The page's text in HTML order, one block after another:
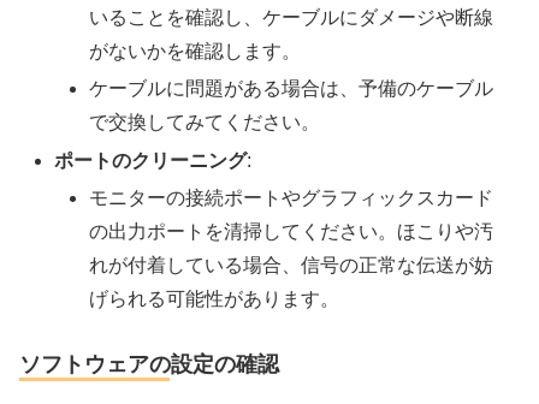
いることを確認し、ケーブルにダメージや断線
がないかを確認します。
ケーブルに問題がある場合は、予備のケーブル
で交換してみてください。
ポートのクリーニング:
モニターの接続ポートやグラフィックスカード
の出力ポートを清掃してください。ほこりや汚
れが付着している場合、信号の正常な伝送が妨
げられる可能性があります。
ソフトウェアの設定の確認